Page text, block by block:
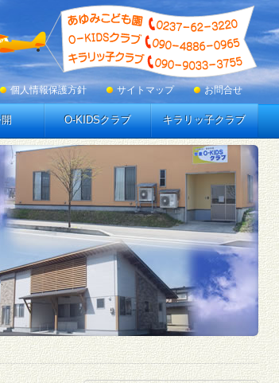
個人情報保護方針 サイトマップ お問合せ
O-KIDSクラブ キラリッ子クラブ